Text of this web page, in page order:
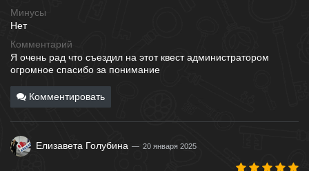
Минусы
Нет
Комментарий
Я очень рад что съездил на этот квест администратором
огромное спасибо за понимание
Комментировать
Елизавета Голубина 20 января 2025